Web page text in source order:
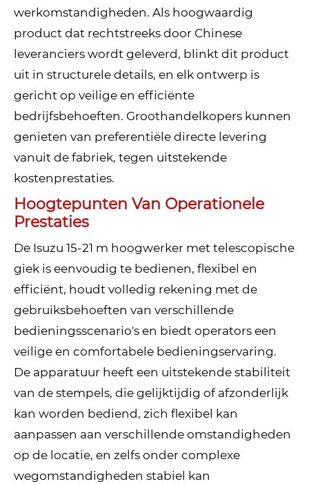
werkomstandigheden. Als hoogwaardig
product dat rechtstreeks door Chinese
leveranciers wordt geleverd, blinkt dit product
uit in structurele details, en elk ontwerp is
gericht op veilige en efficiënte
bedrijfsbehoeften. Groothandelkopers kunnen
genieten van preferentiële directe levering
vanuit de fabriek, tegen uitstekende
kostenprestaties.
Hoogtepunten Van Operationele
Prestaties
De Isuzu 15-21 m hoogwerker met telescopische
giek is eenvoudig te bedienen, flexibel en
efficiënt, houdt volledig rekening met de
gebruiksbehoeften van verschillende
bedieningsscenario's en biedt operators een
veilige en comfortabele bedieningservaring.
De apparatuur heeft een uitstekende stabiliteit
van de stempels, die gelijktijdig of afzonderlijk
kan worden bediend, zich flexibel kan
aanpassen aan verschillende omstandigheden
op de locatie, en zelfs onder complexe
wegomstandigheden stabiel kan